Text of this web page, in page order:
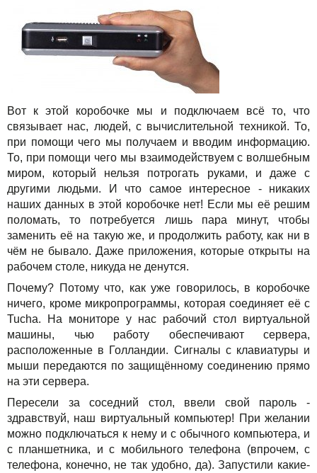
Вот к этой коробочке мы и подключаем всё то, что
связывает нас, людей, с вычислительной техникой. То,
при помощи чего мы получаем и вводим информацию.
То, при помощи чего мы взаимодействуем с волшебным
миром, который нельзя потрогать руками, и даже с
другими людьми. И что самое интересное - никаких
наших данных в этой коробочке нет! Если мы её решим
поломать, то потребуется лишь пара минут, чтобы
заменить её на такую же, и продолжить работу, как ни в
чём не бывало. Даже приложения, которые открыты на
рабочем столе, никуда не денутся.
Почему? Потому что, как уже говорилось, в коробочке
ничего, кроме микропрограммы, которая соединяет её с
Tucha. На мониторе у нас рабочий стол виртуальной
машины, чью работу обеспечивают сервера,
расположенные в Голландии. Сигналы с клавиатуры и
мыши передаются по защищённому соединению прямо
на эти сервера.
Пересели за соседний стол, ввели свой пароль -
здравствуй, наш виртуальный компьютер! При желании
можно подключаться к нему и с обычного компьютера, и
с планшетника, и с мобильного телефона (впрочем, с
телефона, конечно, не так удобно, да). Запустили какие-